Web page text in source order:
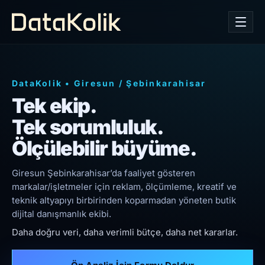
DataKolik • Giresun /Şebinkarahisar
Tek ekip.
Tek sorumluluk.
Ölçülebilir büyüme.
Giresun Şebinkarahisar’da faaliyet gösteren
markalar/işletmeler için reklam, ölçümleme, kreatif ve
teknik altyapıyı birbirinden koparmadan yöneten butik
dijital danışmanlık ekibi.
Daha doğru veri, daha verimli bütçe, daha net kararlar.